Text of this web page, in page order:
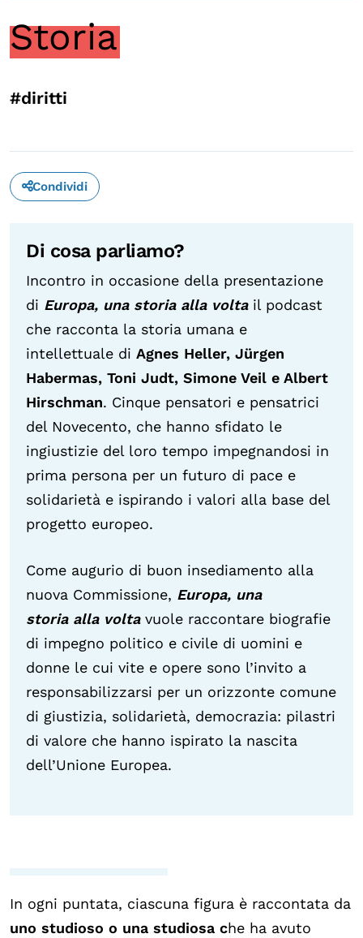
Master e Executive Program
Storia
#diritti
Condividi
Di cosa parliamo?
Incontro in occasione della presentazione
di Europa, una storia alla volta il podcast
che racconta la storia umana e
intellettuale di Agnes Heller, Jürgen
Habermas, Toni Judt, Simone Veil e Albert
Hirschman. Cinque pensatori e pensatrici
del Novecento, che hanno sfidato le
ingiustizie del loro tempo impegnandosi in
prima persona per un futuro di pace e
solidarietà e ispirando i valori alla base del
progetto europeo.
Come augurio di buon insediamento alla
nuova Commissione, Europa, una
storia alla volta vuole raccontare biografie
di impegno politico e civile di uomini e
donne le cui vite e opere sono l’invito a
responsabilizzarsi per un orizzonte comune
di giustizia, solidarietà, democrazia: pilastri
di valore che hanno ispirato la nascita
dell’Unione Europea.
In ogni puntata, ciascuna figura è raccontata da
uno studioso o una studiosa che ha avuto